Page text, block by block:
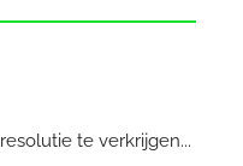
te verkrijgen...